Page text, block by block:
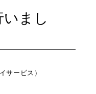
まし
サービス）